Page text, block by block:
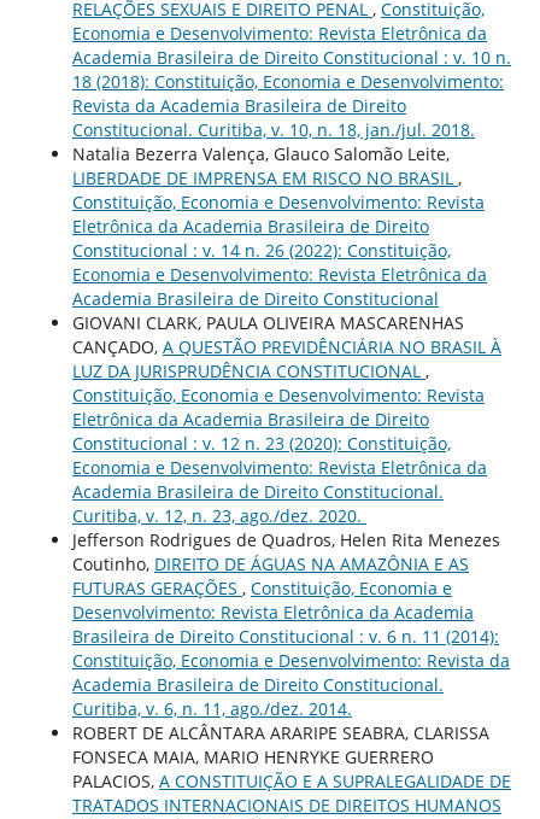
RELAÇÕES SEXUAIS E DIREITO PENAL , Constituição,
Economia e Desenvolvimento: Revista Eletrônica da
Academia Brasileira de Direito Constitucional : v. 10 n.
18 (2018): Constituição, Economia e Desenvolvimento:
Revista da Academia Brasileira de Direito
Constitucional. Curitiba, v. 10, n. 18, jan./jul. 2018.
Natalia Bezerra Valença, Glauco Salomão Leite,
LIBERDADE DE IMPRENSA EM RISCO NO BRASIL ,
Constituição, Economia e Desenvolvimento: Revista
Eletrônica da Academia Brasileira de Direito
Constitucional : v. 14 n. 26 (2022): Constituição,
Economia e Desenvolvimento: Revista Eletrônica da
Academia Brasileira de Direito Constitucional
GIOVANI CLARK, PAULA OLIVEIRA MASCARENHAS
CANÇADO, A QUESTÃO PREVIDÊNCIÁRIA NO BRASIL À
LUZ DA JURISPRUDÊNCIA CONSTITUCIONAL ,
Constituição, Economia e Desenvolvimento: Revista
Eletrônica da Academia Brasileira de Direito
Constitucional : v. 12 n. 23 (2020): Constituição,
Economia e Desenvolvimento: Revista Eletrônica da
Academia Brasileira de Direito Constitucional.
Curitiba, v. 12, n. 23, ago./dez. 2020.
Jefferson Rodrigues de Quadros, Helen Rita Menezes
Coutinho, DIREITO DE ÁGUAS NA AMAZÔNIA E AS
FUTURAS GERAÇÕES , Constituição, Economia e
Desenvolvimento: Revista Eletrônica da Academia
Brasileira de Direito Constitucional : v. 6 n. 11 (2014):
Constituição, Economia e Desenvolvimento: Revista da
Academia Brasileira de Direito Constitucional.
Curitiba, v. 6, n. 11, ago./dez. 2014.
ROBERT DE ALCÂNTARA ARARIPE SEABRA, CLARISSA
FONSECA MAIA, MARIO HENRYKE GUERRERO
PALACIOS, A CONSTITUIÇÃO E A SUPRALEGALIDADE DE
TRATADOS INTERNACIONAIS DE DIREITOS HUMANOS